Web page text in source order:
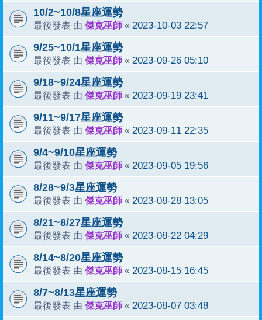
10/2~10/8星座運勢
最後發表 由 傑克巫師 « 2023-10-03 22:57
9/25~10/1星座運勢
最後發表 由 傑克巫師 « 2023-09-26 05:10
9/18~9/24星座運勢
最後發表 由 傑克巫師 « 2023-09-19 23:41
9/11~9/17星座運勢
最後發表 由 傑克巫師 « 2023-09-11 22:35
9/4~9/10星座運勢
最後發表 由 傑克巫師 « 2023-09-05 19:56
8/28~9/3星座運勢
最後發表 由 傑克巫師 « 2023-08-28 13:05
8/21~8/27星座運勢
最後發表 由 傑克巫師 « 2023-08-22 04:29
8/14~8/20星座運勢
最後發表 由 傑克巫師 « 2023-08-15 16:45
8/7~8/13星座運勢
最後發表 由 傑克巫師 « 2023-08-07 03:48